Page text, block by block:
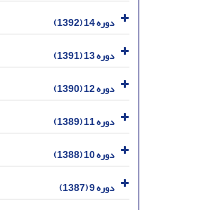
دوره 14 (1392)
دوره 13 (1391)
دوره 12 (1390)
دوره 11 (1389)
دوره 10 (1388)
دوره 9 (1387)